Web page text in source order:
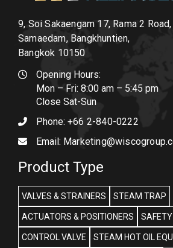
9, Soi Sakaengam 17, Rama 2 Road,
Samaedam, Bangkhuntien,
Bangkok 10150
Opening Hours:
Mon – Fri: 8:00 am – 5:45 pm
Close Sat-Sun
Phone: +66 2-840-0222
Email:
Product Type
VALVES & STRAINERS STEAM TRAP
ACTUATORS & POSITIONERS
CONTROL VALVE STEAM HOT OIL